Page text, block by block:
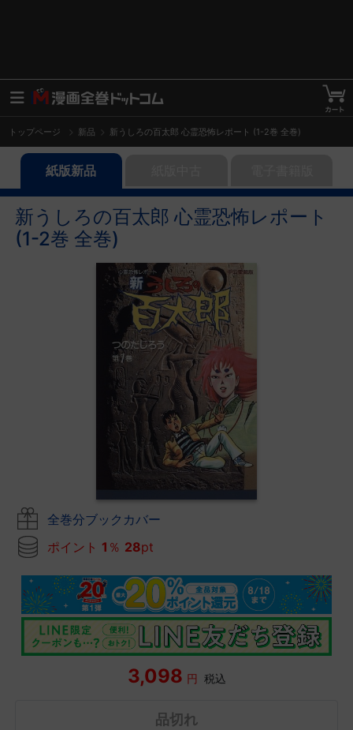
トップページ 新品 新うしろの百太郎 心霊恐怖レポート (1-2巻 全巻)
紙版新品
新うしろの百太郎 心霊恐怖レポート
(1-2巻 全巻)
全巻分ブックカバー
ポイント 1 ％ 28pt
3,098 円 税込
品切れ